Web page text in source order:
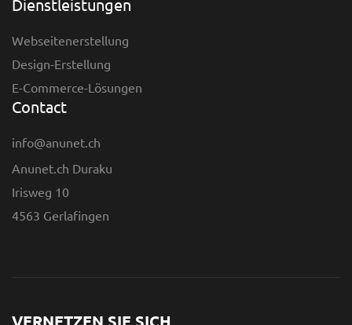
Dienstleistungen
Webseitenerstellung
Design-Erstellung
E-Commerce-Lösungen
Contact
info@anunet.ch
Anunet.ch Duraku
Irisweg 10
4563 Gerlafingen